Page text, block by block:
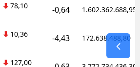
78,10 -0,64 1.602.362.688,95
10,36 -4,43 172.638.488,80
127,00